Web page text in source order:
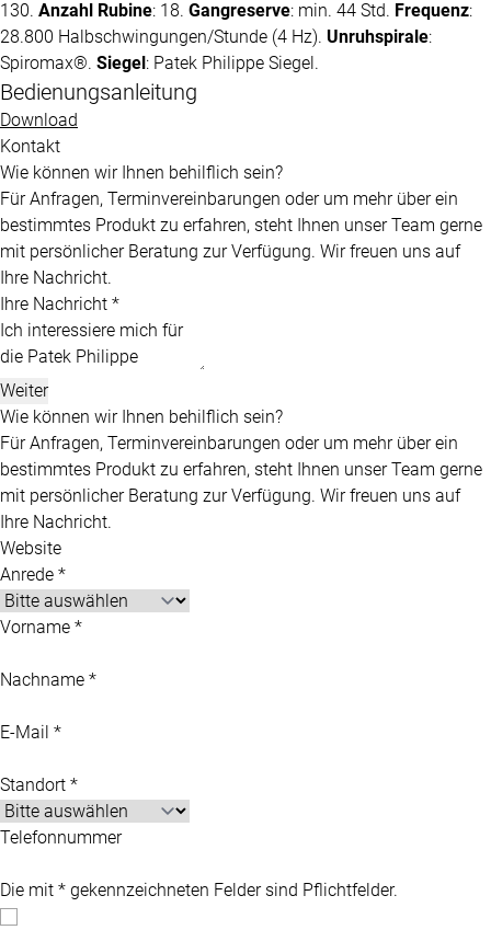
130. Anzahl Rubine: 18. Gangreserve: min. 44 Std. Frequenz:
28.800 Halbschwingungen/Stunde (4 Hz). Unruhspirale:
Spiromax®. Siegel: Patek Philippe Siegel.
Bedienungsanleitung
Download
Kontakt
Wie können wir Ihnen behilflich sein?
Für Anfragen, Terminvereinbarungen oder um mehr über ein
bestimmtes Produkt zu erfahren, steht Ihnen unser Team gerne
mit persönlicher Beratung zur Verfügung. Wir freuen uns auf
Ihre Nachricht.
Ihre Nachricht *
Weiter
Wie können wir Ihnen behilflich sein?
Für Anfragen, Terminvereinbarungen oder um mehr über ein
bestimmtes Produkt zu erfahren, steht Ihnen unser Team gerne
mit persönlicher Beratung zur Verfügung. Wir freuen uns auf
Ihre Nachricht.
Website
Anrede *
Vorname *
Nachname *
E-Mail *
Standort *
Telefonnummer
Die mit * gekennzeichneten Felder sind Pflichtfelder.